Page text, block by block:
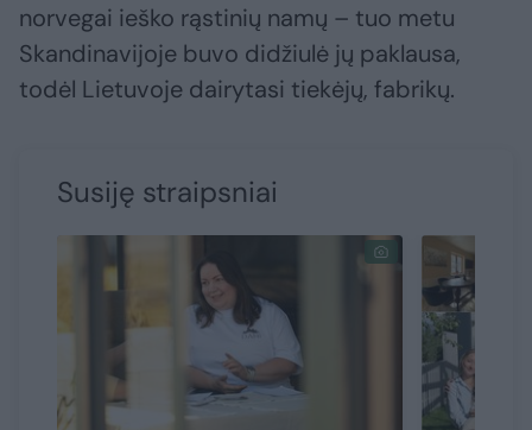
norvegai ieško rąstinių namų – tuo metu
Skandinavijoje buvo didžiulė jų paklausa,
todėl Lietuvoje dairytasi tiekėjų, fabrikų.
Susiję straipsniai